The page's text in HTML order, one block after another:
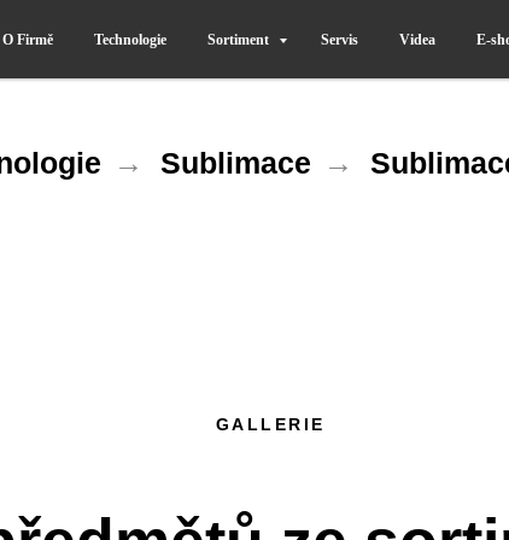
O Firmě Technologie Sortiment Servis Videa E-
→ Sublimace →
GALLERIE